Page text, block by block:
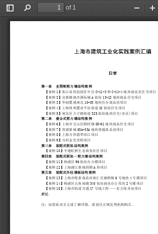
Toggle
Sidebar
Find
of 1
Zoom
Out
In
第一章
全预制剪力墙结构案例
【案例 1 】 张江高科技园区中区 C-11-3 和 C-11-4 地块商业及住宅项目
【案例 2 】北蔡镇地杰国际城 A 街坊 13-12 地块商品住宅项目
【案例 3 】华润置地闸北 10-03 地块住办商品房项目
【案例 4 】上海保利置业平凉街道 18 街坊住宅项目
【案例 5 】闸北区大宁路街道 325 街坊地块住宅( 东区)项目
第二章
叠合式剪力墙结构案例
【案例 6】上海市宝山区顾村镇 05-01 地块商品住宅项目
【案例 7 】青浦新城 63A-03A 地块普通商品房项目
【案例 8 】上海万科翡翠滨江项目
【案例 9 】万科金色里程项目
第三章
装配式框架结构案例
【案例 10】中建虹桥生态商务社区项目
第四章
装配式框架一剪力墙结构案例
【案例 11 】杨浦区 96 街坊办公楼项目
【案例 12 】上海浦江基地四期 A 块项目
第五章
装配式外挂墙板结构案例
【案例 13 】上海市配套商品房南汇区康桥镇 6 号地块 4 号楼项目
【案例 14 】杨浦区五角场镇 340 街坊商业办公用房 2 号楼项目
【案例 15 】上海市轨道交通 17 号线工程——东方绿舟站项目
后记
注： 如需阅读全文或了解详情，请前往正规发售机构购买。